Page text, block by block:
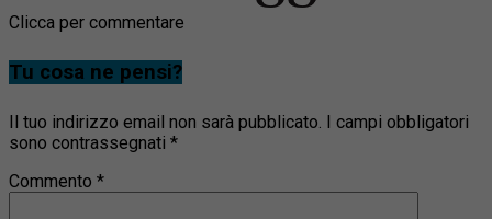
Clicca per commentare
Tu cosa ne pensi?
Il tuo indirizzo email non sarà pubblicato. I campi obbligatori
sono contrassegnati *
Commento *